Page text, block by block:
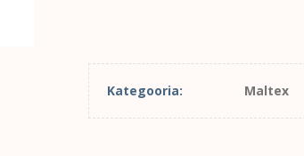
Kategooria: Maltex